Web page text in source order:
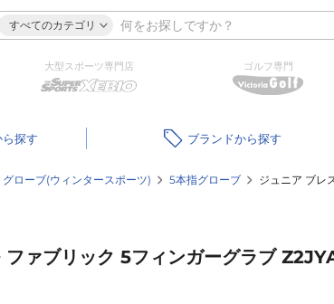
すべてのカテゴリ
大型スポーツ専門店 ゴルフ専門
ブランド
グローブ(ウィンタースポーツ) 5本指グローブ ジュニア ブレ
ァブリック 5フィンガーグラブ